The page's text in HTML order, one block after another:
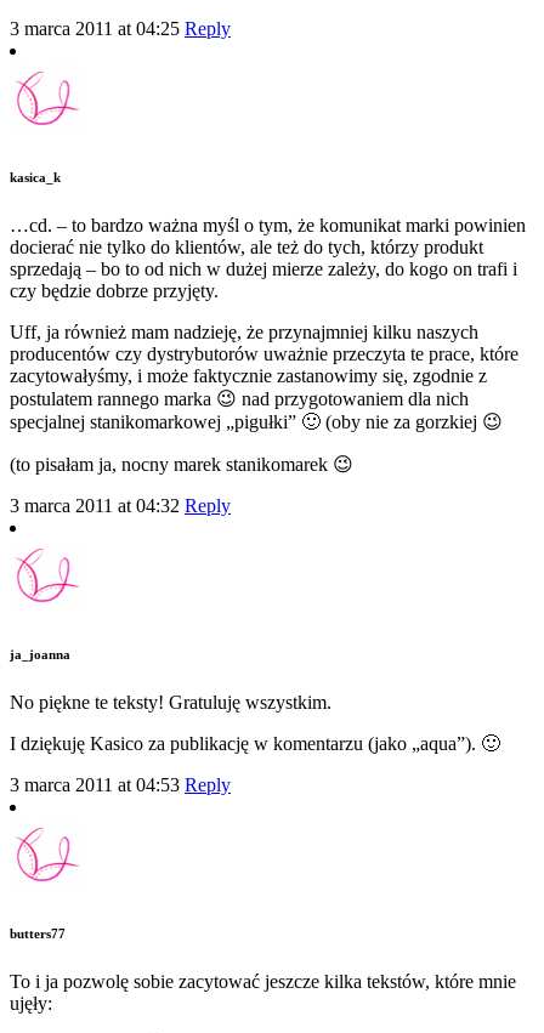
3 marca 2011 at 04:25 Reply
kasica_k
…cd. – to bardzo ważna myśl o tym, że komunikat marki powinien
docierać nie tylko do klientów, ale też do tych, którzy produkt
sprzedają – bo to od nich w dużej mierze zależy, do kogo on trafi i
czy będzie dobrze przyjęty.
Uff, ja również mam nadzieję, że przynajmniej kilku naszych
producentów czy dystrybutorów uważnie przeczyta te prace, które
zacytowałyśmy, i może faktycznie zastanowimy się, zgodnie z
postulatem rannego marka 😉 nad przygotowaniem dla nich
specjalnej stanikomarkowej „pigułki” 🙂 (oby nie za gorzkiej 😉
(to pisałam ja, nocny marek stanikomarek 😉
3 marca 2011 at 04:32 Reply
ja_joanna
No piękne te teksty! Gratuluję wszystkim.
I dziękuję Kasico za publikację w komentarzu (jako „aqua”). 🙂
3 marca 2011 at 04:53 Reply
butters77
To i ja pozwolę sobie zacytować jeszcze kilka tekstów, które mnie
ujęły: